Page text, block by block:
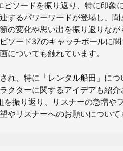
ソードを振り返り、特に印象
するパワーワードが登場し、聞
の変化や思い出を振り返りな
ソード37のキャッチボールに
についても触れています。
れ、特に「レンタル船田」に
クターに関するアイデアも紹
振り返り、リスナーの急増や
リスナーへのお願いについて